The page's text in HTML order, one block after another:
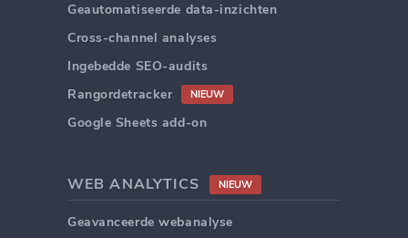
Geautomatiseerde data-inzichten
Cross-channel analyses
Ingebedde SEO-audits
Rangordetracker
NIEUW
Google Sheets add-on
WEB ANALYTICS NIEUW
Geavanceerde webanalyse